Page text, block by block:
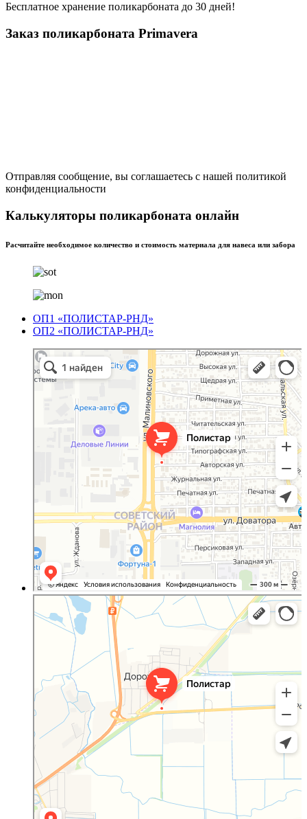
Бесплатное хранение поликарбоната до 30 дней!
Заказ поликарбоната Primavera
Отправляя сообщение, вы соглашаетесь с нашей политикой
конфиденциальности
Калькуляторы поликарбоната онлайн
Расчитайте необходимое количество и стоимость материала для навеса или забора
ОП1 «ПОЛИСТАР-РНД»
ОП2 «ПОЛИСТАР-РНД»
Полистар
Оргстекло, поликарбонат в Ростове‑на‑Дону
Светопрозрачные конструкции в Ростове‑на‑Дону
Полистар
Оргстекло, поликарбонат в Ростовской области
Светопрозрачные конструкции в Ростовской области